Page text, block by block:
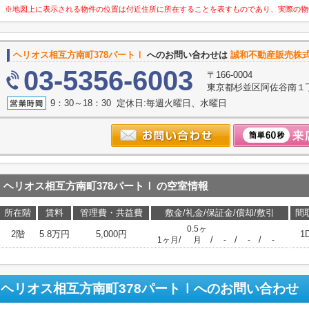
※地図上に表示される物件の位置は付近住所に所在することを表すものであり、実際の物
ヘリオス相互方南町378パートⅠ へのお問い合わせは 誠和不動産販売株
03-5356-6003
〒166-0004
東京都杉並区阿佐谷
9：30～18：30 定休日:毎週火曜日、水曜日
ヘリオス相互方南町378パートⅠ の空室情報
所在階 賃料 管理費・共益費 敷金/礼金/保証金/償却/敷引 間
2階
5.8万円 5,000円
1ヶ月 /
0.5ヶ
月
/ - / - / -
ヘリオス相互方南町378パートⅠ へのお問い合わせ